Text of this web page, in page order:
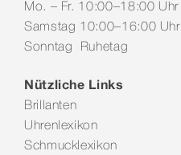
Mo. – Fr. 10:00–18:00 Uhr
Samstag 10:00–16:00 Uhr
Sonntag Ruhetag
Nützliche Links
Brillanten
Uhrenlexikon
Schmucklexikon